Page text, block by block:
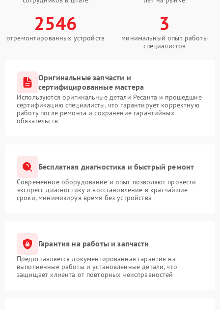
2546
отремонтированных устройств
3
минимальный опыт работы
специалистов
Оригинальные запчасти и
сертифицированные мастера
Используются оригинальные детали Ресанта и прошедшие
сертификацию специалисты, что гарантирует корректную
работу после ремонта и сохранение гарантийных
обязательств
Бесплатная диагностика и быстрый ремонт
Современное оборудование и опыт позволяют провести
экспресс-диагностику и восстановление в кратчайшие
сроки, минимизируя время без устройства
Гарантия на работы и запчасти
Предоставляется документированная гарантия на
выполненные работы и установленные детали, что
защищает клиента от повторных неисправностей